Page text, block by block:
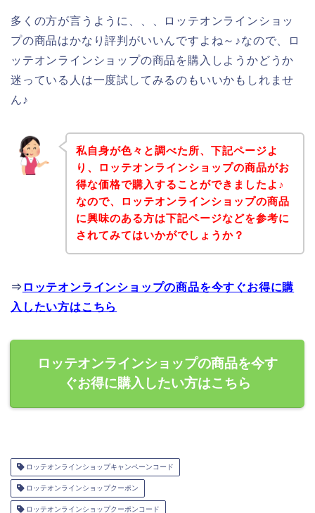
多くの方が言うように、、、ロッテオンラインショッ
プの商品はかなり評判がいいんですよね～♪なので、ロ
ッテオンラインショップの商品を購入しようかどうか
迷っている人は一度試してみるのもいいかもしれませ
ん♪
私自身が色々と調べた所、下記ページよ
り、ロッテオンラインショップの商品がお
得な価格で購入することができましたよ♪
なので、ロッテオンラインショップの商品
に興味のある方は下記ページなどを参考に
されてみてはいかがでしょうか？
⇒ ロッテオンラインショップの商品を今すぐお得に購
入したい方はこちら
ロッテオンラインショップの商品を今す
ぐお得に購入したい方はこちら
ロッテオンラインショップキャンペーンコード
ロッテオンラインショップクーポン
ロッテオンラインショップクーポンコード